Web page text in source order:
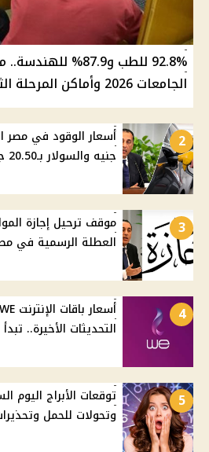
92.8% للطب و87.9%
الجامعات 2026 وأماكن المرحلة الثانية
2
جنيه والسولار بـ20.50 جنيه
3
العطلة الرسمية في
4
التحديثات الأخيرة.. تبدأ من 171
5
توقعات الأبراج اليوم
وتحولات للحمل